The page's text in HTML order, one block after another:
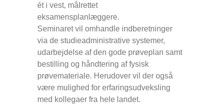
ét i vest, målrettet
eksamensplanlæggere.
Seminaret vil omhandle indberetninger
via de studieadministrative systemer,
udarbejdelse af den gode prøveplan samt
bestilling og håndtering af fysisk
prøvemateriale. Herudover vil der også
være mulighed for erfaringsudveksling
med kollegaer fra hele landet.